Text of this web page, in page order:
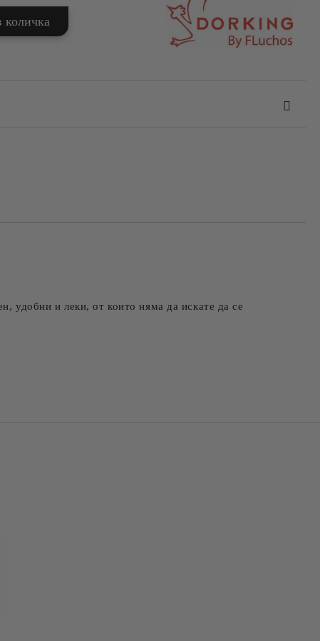
удобни и леки, от които няма да искате да се